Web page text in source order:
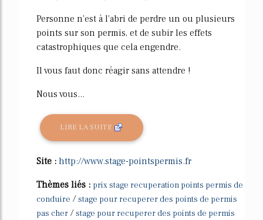
Personne n'est à l'abri de perdre un ou plusieurs
points sur son permis, et de subir les effets
catastrophiques que cela engendre.
Il vous faut donc réagir sans attendre !
Nous vous...
LIRE LA SUITE
Site : http://www.stage-pointspermis.fr
Thèmes liés : prix stage recuperation points permis de
conduire /stage pour recuperer des points de permis
pas cher /stage pour recuperer des points de permis